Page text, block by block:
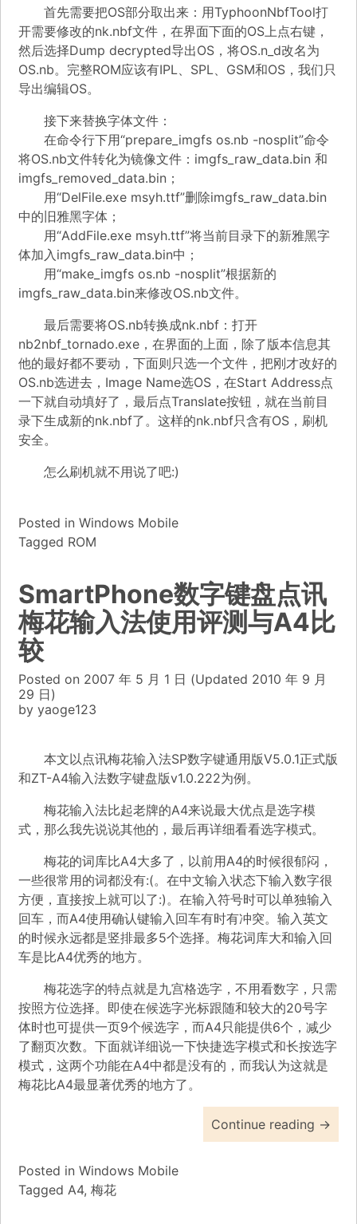
首先需要把OS部分取出来：用TyphoonNbfTool打
开需要修改的nk.nbf文件，在界面下面的OS上点右键，
然后选择Dump decrypted导出OS，将OS.n_d改名为
OS.nb。完整ROM应该有IPL、SPL、GSM和OS，我们只
导出编辑OS。
接下来替换字体文件：
在命令行下用“prepare_imgfs os.nb -nosplit”命令
将OS.nb文件转化为镜像文件：imgfs_raw_data.bin 和
imgfs_removed_data.bin；
用“DelFile.exe msyh.ttf”删除imgfs_raw_data.bin
中的旧雅黑字体；
用“AddFile.exe msyh.ttf”将当前目录下的新雅黑字
体加入imgfs_raw_data.bin中；
用“make_imgfs os.nb -nosplit”根据新的
imgfs_raw_data.bin来修改OS.nb文件。
最后需要将OS.nb转换成nk.nbf：打开
nb2nbf_tornado.exe，在界面的上面，除了版本信息其
他的最好都不要动，下面则只选一个文件，把刚才改好的
OS.nb选进去，Image Name选OS，在Start Address点
一下就自动填好了，最后点Translate按钮，就在当前目
录下生成新的nk.nbf了。这样的nk.nbf只含有OS，刷机
安全。
怎么刷机就不用说了吧:)
Posted in Windows Mobile
Tagged ROM
SmartPhone数字键盘点讯
梅花输入法使用评测与A4比
较
Posted on 2007 年 5 月 1 日 (Updated 2010 年 9 月
29 日)
by yaoge123
本文以点讯梅花输入法SP数字键通用版V5.0.1正式版
和ZT-A4输入法数字键盘版v1.0.222为例。
梅花输入法比起老牌的A4来说最大优点是选字模
式，那么我先说说其他的，最后再详细看看选字模式。
梅花的词库比A4大多了，以前用A4的时候很郁闷，
一些很常用的词都没有:(。在中文输入状态下输入数字很
方便，直接按上就可以了:)。在输入符号时可以单独输入
回车，而A4使用确认键输入回车有时有冲突。输入英文
的时候永远都是竖排最多5个选择。梅花词库大和输入回
车是比A4优秀的地方。
梅花选字的特点就是九宫格选字，不用看数字，只需
按照方位选择。即使在候选字光标跟随和较大的20号字
体时也可提供一页9个候选字，而A4只能提供6个，减少
了翻页次数。下面就详细说一下快捷选字模式和长按选字
模式，这两个功能在A4中都是没有的，而我认为这就是
梅花比A4最显著优秀的地方了。
Continue reading →
Posted in Windows Mobile
Tagged A4, 梅花